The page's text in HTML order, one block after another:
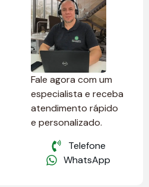
Fale agora com um
especialista e receba
atendimento rápido
e personalizado.
Telefone
WhatsApp